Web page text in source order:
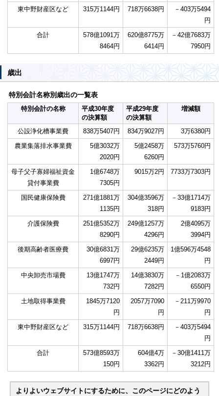
東中野財産区など
315万1144円 718万6638円
－403万5494
円
合計
578億1091万
8464円
620億8775万
6414円
－42億7683万
7950円
歳出
特別会計名称別歳出の一覧表
特別会計の名称
平成30年度
の決算額
平成29年度
の決算額
増減額
公設浄化槽事業費 838万5407円 834万9027円
3万6380円
農業集落排水事業費
5億3032万
2020円
5億2458万
6260円
573万5760円
母子父子寡婦福祉資金
貸付事業費
1億6748万
7305円
9015万2円 7733万7303円
国民健康保険費
271億1881万
1135円
304億3596万
318円
－33億1714万
9183円
介護保険費
251億5352万
8290円
249億1257万
4296円
2億4095万
3994円
後期高齢者医療費
30億6831万
6997円
29億6235万
2449円
1億596万4548
円
中央卸売市場費
13億1747万
732円
14億3830万
7282円
－1億2083万
6550円
土地取得事業費
1845万7120
円
2057万7090
円
－211万9970
円
東中野財産区など
315万1144円 718万6638円
－403万5494
円
合計
573億8593万
150円
604億4万
3362円
－30億1411万
3212円
よりよいウェブサイトにするために、このページにどのよう